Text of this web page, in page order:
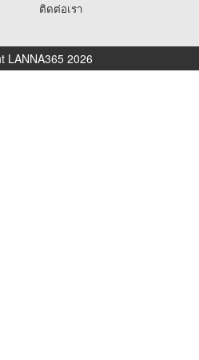
ติดต่อเรา
LANNA365 2026